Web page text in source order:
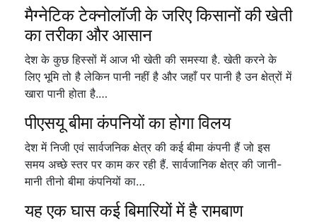
मैग्नेटिक टेक्नोलॉजी के जरिए किसानों की खेती
का तरीका और आसान
देश के कुछ हिस्सों में आज भी खेती की समस्या है. खेती करने के
लिए भूमि तो है लेकिन पानी नहीं है और जहाँ पर पानी है उन क्षेत्रों में
खारा पानी होता है.…
पीएसयू बीमा कंपनियों का होगा विलय
देश में निजी एवं सार्वजनिक क्षेत्र की कई बीमा कंपनी हैं जो इस
समय अच्छे स्तर पर काम कर रही हैं. सार्वजानिक क्षेत्र की जानी-
मानी तीनो बीमा कंपनियों का…
यह एक घास कई बिमारियों में है रामबाण